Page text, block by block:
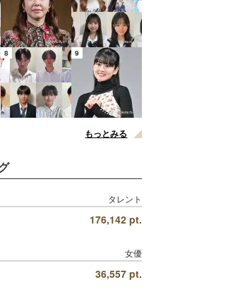
8 9
もっとみる
タレント
176,142 pt.
女優
36,557 pt.